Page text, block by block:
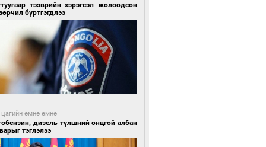
тээврийн хэрэгсэл жолоодсон
бүртгэгдлээ
цагийн өмнө өмнө
дизель түлшний онцгой албан
тэглэлээ